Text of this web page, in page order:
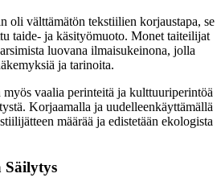
oli välttämätön tekstiilien korjaustapa, se
taide- ja käsityömuoto. Monet taiteilijat
luovana ilmaisukeinona, jolla
ja tarinoita.
vaalia perinteitä ja kulttuuriperintöä
Korjaamalla ja uudelleenkäyttämällä
määrää ja edistetään ekologista
Säilytys